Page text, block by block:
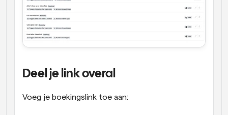
Deel je link overal
Voeg je boekingslink toe aan: